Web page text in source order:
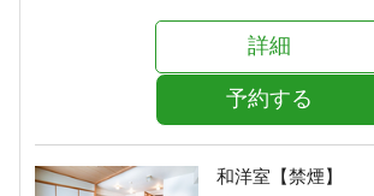
詳細
予約する
和洋室【禁煙】